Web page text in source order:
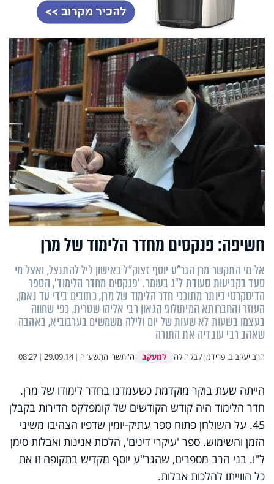
חשיפה: פנקסים מחדר הלימוד של מרן
אל מי התקשר מרן הגר"ע יוסף זצוק"ל באישון ליל להתנצל, ואצל מי
סעד בקביעות סעודת ל"ג בעומר. 'פנקסים מחדר הלימוד', הספר
הדיסקרטי ביותר מתוככי חדר הלימוד של מרן, כתובים בידי עד נאמן,
העוזר והחברותא המיתולוגי הגאון רבי אליהו שטרית, כפי שחווה
בעצמו בשעות לא שעות של יום ולילה משמשים בערבוביא, באהבה
שאהב רבי עובדיה את התורה
הרב יעקב ב. פרידמן / בקהילה למעקב ה' תשרי התשע"ה |
29.09.14
|
08:27
הייתה שעת בוקר מוקדמת כשעמדנו בחדר לימודו של מרן.
חדר הלימוד היה קודש הקודשים של קומפלקס הדירות בקבלן
45. על השולחן פתוח ספר עתיק-יומין שדפיו הצהיבו משיני
הזמן והשימוש. ספר 'עיקרי דינים', הלכות אנינות ואבלות סימן
ל"ו. בני הרב מספרים, שהגר"ע יוסף מקדיש בתקופה זו את
כל הווייתו להלכות אבלות.